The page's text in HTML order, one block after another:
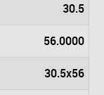
30.5
56.0000
30.5x56